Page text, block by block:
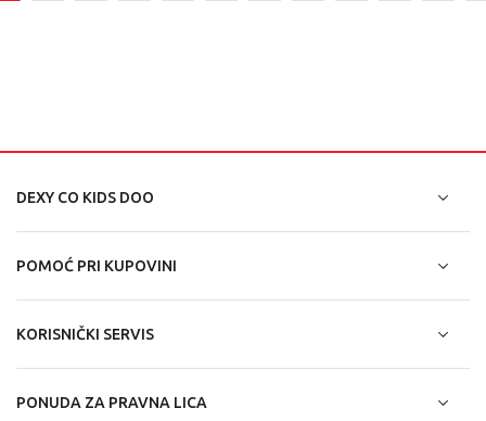
DEXY CO KIDS DOO
POMOĆ PRI KUPOVINI
KORISNIČKI SERVIS
PONUDA ZA PRAVNA LICA